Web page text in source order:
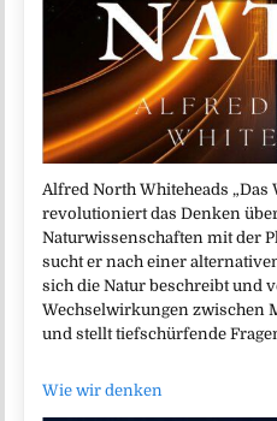
Alfred North Whiteheads „Das
revolutioniert das Denken
Naturwissenschaften mit der
sucht er nach einer
sich die Natur beschreibt und
Wechselwirkungen zwischen
und stellt tiefschürfende
Wie wir denken